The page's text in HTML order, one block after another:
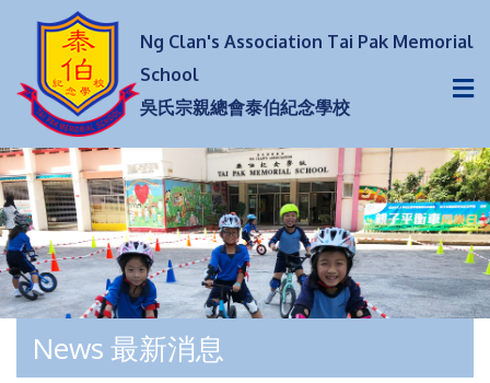
Ng Clan's Association Tai Pak Memorial
School
吳氏宗親總會泰伯紀念學校
News 最新消息